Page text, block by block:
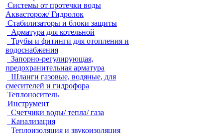
Системы от протечки воды
Аквасторож/ Гидролок
Стабилизаторы и блоки защиты
Арматура для котельной
Трубы и фитинги для отопления и
водоснабжения
Запорно-регулирующая,
предохранительная арматура
Шланги газовые, водяные, для
смесителей и гидрофора
Теплоноситель
Инструмент
Счетчики воды/ тепла/ газа
Канализация
Теплоизоляция и звукоизоляция